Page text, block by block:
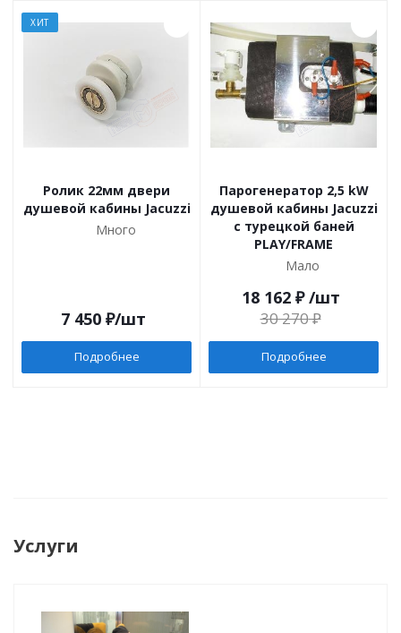
ХИТ
Ролик 22мм двери
душевой кабины Jacuzzi
Много
7 450 ₽/шт
Подробнее
Парогенератор 2,5 kW
душевой кабины Jacuzzi
с турецкой баней
PLAY/FRAME
Мало
18 162₽ /шт
30 270₽
Подробнее
Услуги